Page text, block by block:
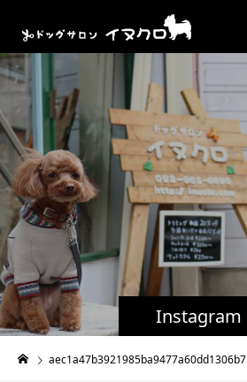
Instagram
aec1a47b3921985ba9477a60dd1306b7